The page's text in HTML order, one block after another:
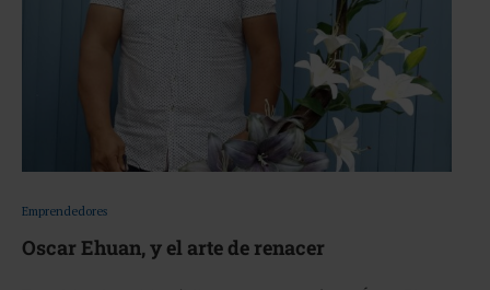
Emprendedores
Oscar Ehuan, y el arte de renacer